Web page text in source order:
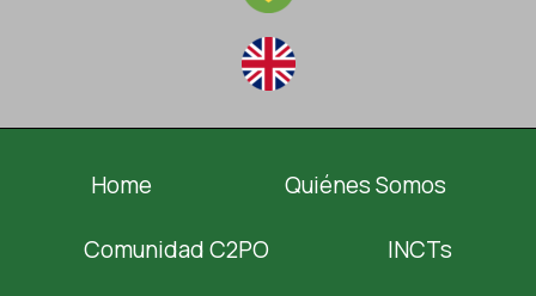
Home Quiénes Somos
Comunidad C2PO INCTs